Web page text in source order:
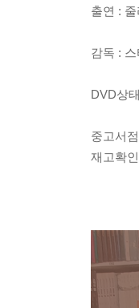
출연 :
감독 :
DVD상
중고서
재고확